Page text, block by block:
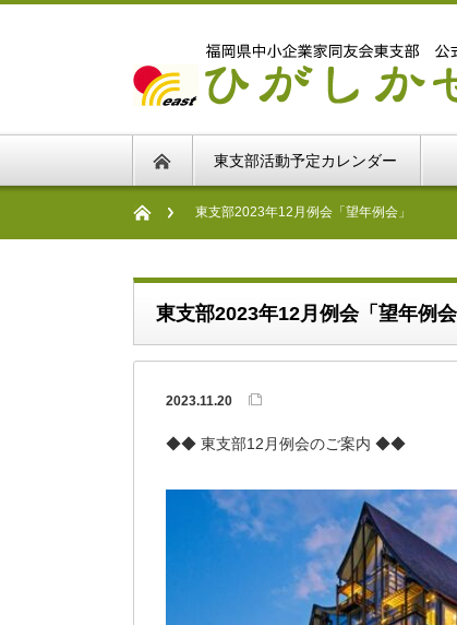
東支部活動予定カレンダー
東支部2023年12月例会「望年例会」
東支部2023年12月例会「望年例会
2023.11.20
◆◆ 東支部12月例会のご案内 ◆◆